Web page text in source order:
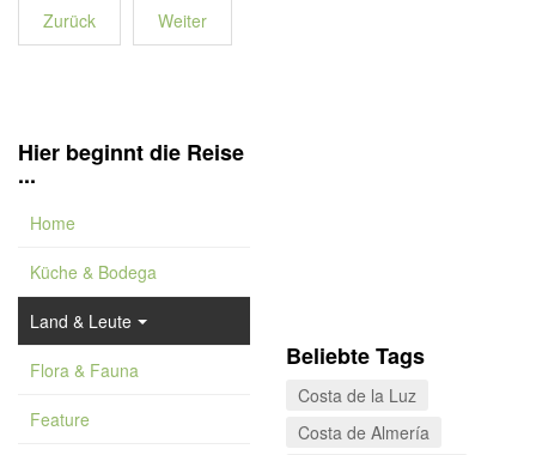
Zurück Weiter
Hier beginnt die Reise
...
Home
Küche & Bodega
Land & Leute
Flora & Fauna
Feature
Beliebte Tags
Costa de la Luz
Costa de Almería